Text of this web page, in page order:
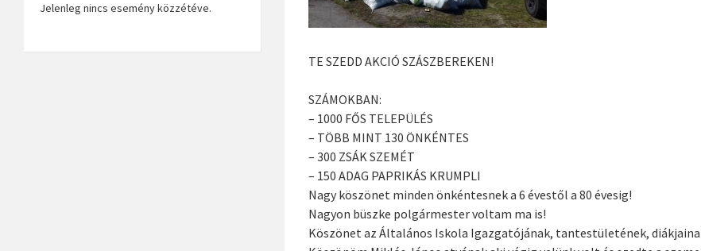
TE SZEDD AKCIÓ SZÁSZBEREKEN!
SZÁMOKBAN:
– 1000 FŐS TELEPÜLÉS
– TÖBB MINT 130 ÖNKÉNTES
– 300 ZSÁK SZEMÉT
– 150 ADAG PAPRIKÁS KRUMPLI
Nagy köszönet minden önkéntesnek a 6 évestől a 80 évesig!
Nagyon büszke polgármester voltam ma is!
Köszönet az Általános Iskola Igazgatójának, tantestületének,
Jelenleg nincs esemény közzétéve.